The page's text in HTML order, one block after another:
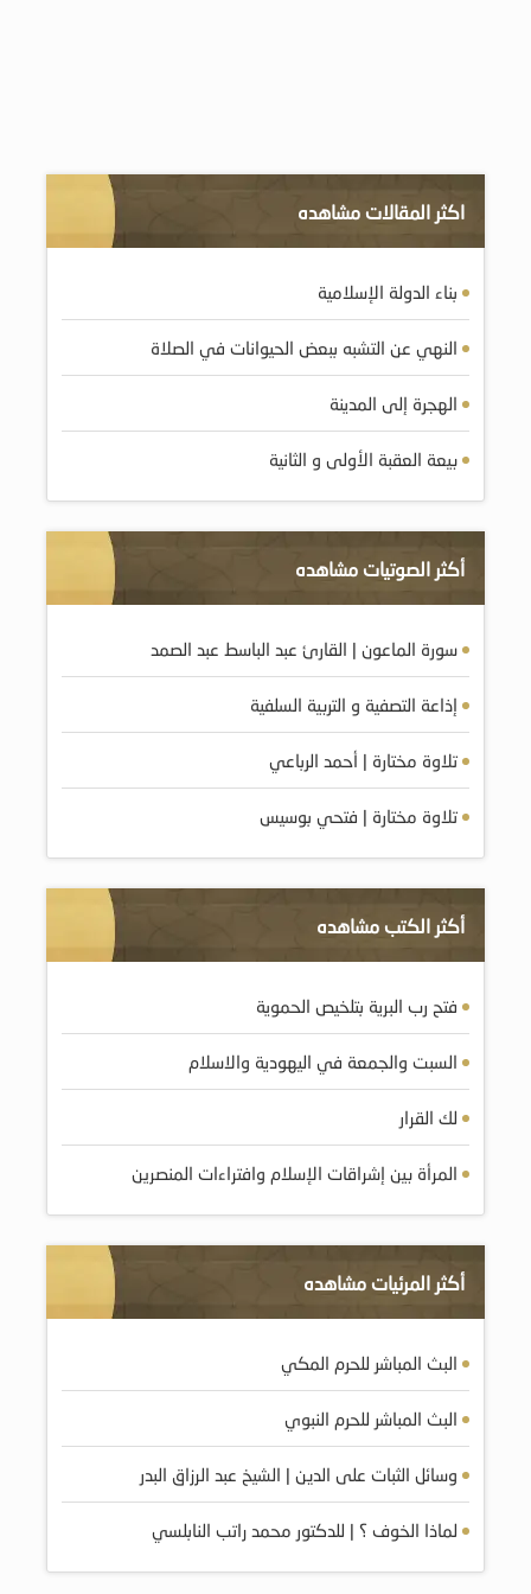
اكثر المقالات مشاهده
بناء الدولة الإسلامية
النهي عن التشبه ببعض الحيوانات في الصلاة
الهجرة إلى المدينة
بيعة العقبة الأولى و الثانية
أكثر الصوتيات مشاهده
سورة الماعون | القارئ عبد الباسط عبد الصمد
إذاعة التصفية و التربية السلفية
تلاوة مختارة | أحمد الرباعي
تلاوة مختارة | فتحي بوسيس
أكثر الكتب مشاهده
فتح رب البرية بتلخيص الحموية
السبت والجمعة في اليهودية والاسلام
لك القرار
المرأة بين إشراقات الإسلام وافتراءات المنصرين
أكثر المرئيات مشاهده
البث المباشر للحرم المكي
البث المباشر للحرم النبوي
وسائل الثبات على الدين | الشيخ عبد الرزاق البدر
لماذا الخوف ؟ | للدكتور محمد راتب النابلسي